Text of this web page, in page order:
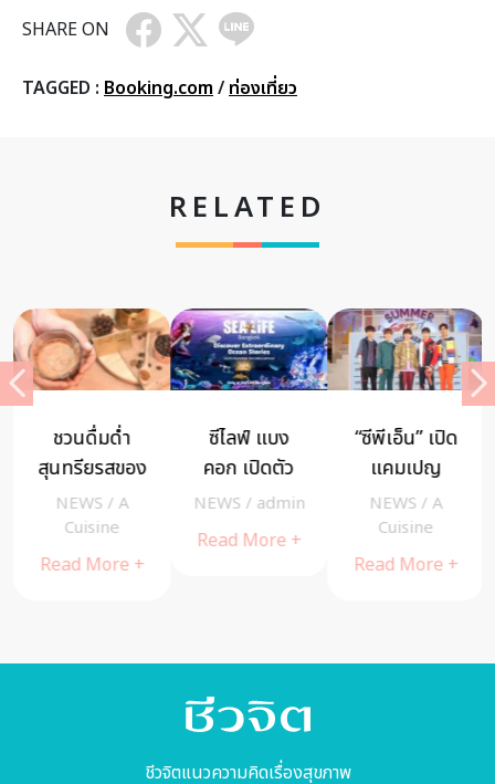
SHARE ON
TAGGED : Booking.com / ท่องเที่ยว
RELATED
ชวนดื่มด่ำ
สุนทรียรสของ
กาแฟดำรสนุ่ม
จาก “เนสกา
แฟ โกลด์ เค
NEWS /A
Cuisine
Read More +
ซีไลฟ์ แบง
คอก เปิดตัว
แคมเปญใหม่
“The Lost
NEWS / admin
Read More +
“ซีพีเอ็น” เปิด
แคมเปญ
“SUMMER
SPIRIT 2019” จั
เต็ม 7 ไฮไลท์
NEWS /A
Cuisine
Read More +
ชีวจิตแนวความคิดเรื่องสุขภาพ